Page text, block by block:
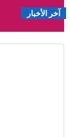
آخر الأخبار